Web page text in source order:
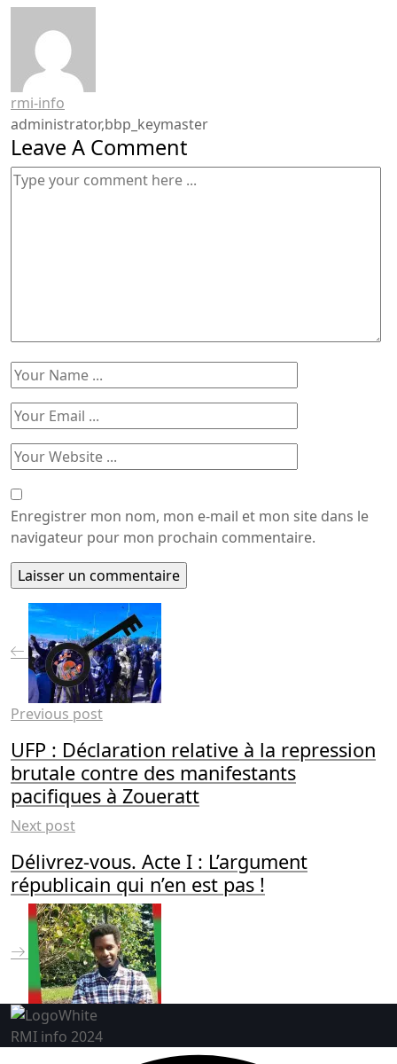
rmi-info
administrator,bbp_keymaster
Leave A Comment
Enregistrer mon nom, mon e-mail et mon site dans le
navigateur pour mon prochain commentaire.
Previous post
UFP : Déclaration relative à la repression
brutale contre des manifestants
pacifiques à Zoueratt
Next post
Délivrez-vous. Acte I : L’argument
républicain qui n’en est pas !
RMI info 2024